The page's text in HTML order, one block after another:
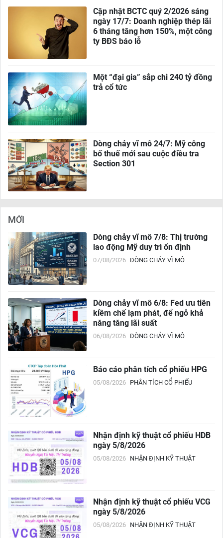
Cập nhật BCTC quý 2/2026 sáng
ngày 17/7: Doanh nghiệp thép lãi
6 tháng tăng hơn 150%, một công
ty BĐS báo lỗ
Một “đại gia” sắp chi 240 tỷ đồng
trả cổ tức
Dòng chảy vĩ mô 24/7: Mỹ công
bố thuế mới sau cuộc điều tra
Section 301
MỚI
Dòng chảy vĩ mô 7/8: Thị trường
lao động Mỹ duy trì ổn định
07/08/2026 DÒNG CHẢY VĨ MÔ
Dòng chảy vĩ mô 6/8: Fed ưu tiên
kiềm chế lạm phát, để ngỏ khả
năng tăng lãi suất
06/08/2026 DÒNG CHẢY VĨ MÔ
Báo cáo phân tích cổ phiếu HPG
05/08/2026 PHÂN TÍCH CỔ PHIẾU
Nhận định kỹ thuật cổ phiếu HDB
ngày 5/8/2026
05/08/2026 NHẬN ĐỊNH KỸ THUẬT
Nhận định kỹ thuật cổ phiếu VCG
ngày 5/8/2026
05/08/2026 NHẬN ĐỊNH KỸ THUẬT